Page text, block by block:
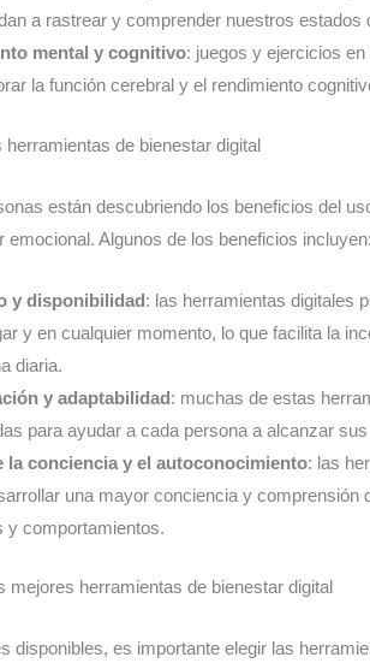
a rastrear y comprender nuestros estados
mental y cognitivo: juegos y ejercicios
la función cerebral y el rendimiento
herramientas de bienestar digital
están descubriendo los beneficios del
emocional. Algunos de los beneficios incluyen:
y disponibilidad: las herramientas digitales
y en cualquier momento, lo que facilita la
diaria.
y adaptabilidad: muchas de estas
para ayudar a cada persona a alcanzar
la conciencia y el autoconocimiento: las
una mayor conciencia y comprensión
y comportamientos.
mejores herramientas de bienestar digital
disponibles, es importante elegir las